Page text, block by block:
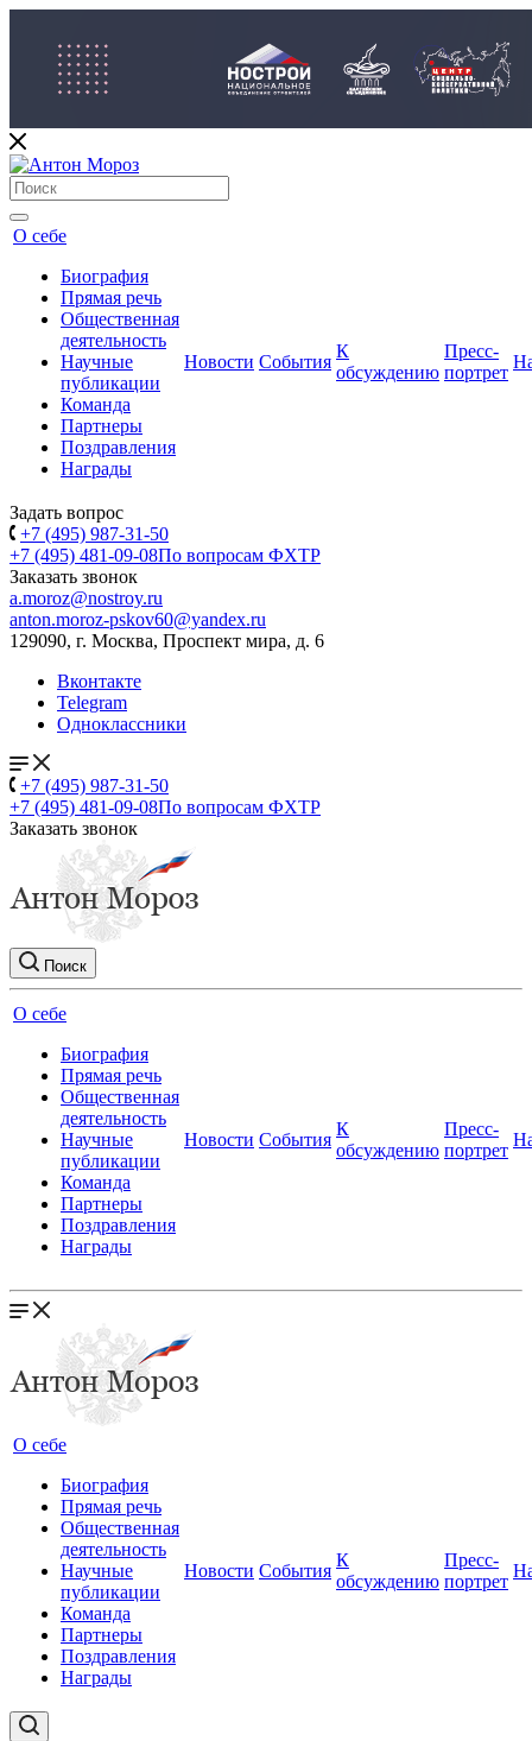
О себе
Биография
Прямая речь
Общественная
деятельность
Научные
публикации
Команда
Партнеры
Поздравления
Награды
Новости События
К
обсуждению
Пресс-
портрет
Задать вопрос
+7 (495) 987-31-50
+7 (495) 481-09-08По вопросам ФХТР
Заказать звонок
a.moroz@nostroy.ru
anton.moroz-pskov60@yandex.ru
129090, г. Москва, Проспект мира, д. 6
Вконтакте
Telegram
Одноклассники
+7 (495) 987-31-50
+7 (495) 481-09-08По вопросам ФХТР
Заказать звонок
Поиск
О себе
Биография
Прямая речь
Общественная
деятельность
Научные
публикации
Команда
Партнеры
Поздравления
Награды
Новости События
К
обсуждению
Пресс-
портрет
О себе
Биография
Прямая речь
Общественная
деятельность
Научные
публикации
Команда
Партнеры
Поздравления
Награды
Новости События
К
обсуждению
Пресс-
портрет